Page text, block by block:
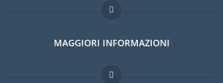
Forum per expat
Guida per expat
Lavori all'estero
MAGGIORI INFORMAZIONI
Domande frequenti